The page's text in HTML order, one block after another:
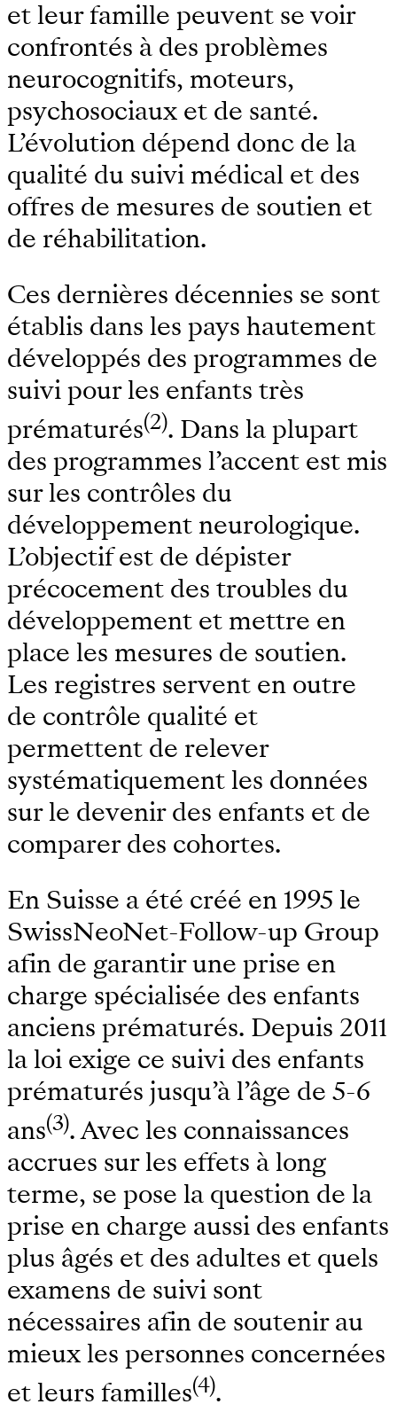
et leur famille peuvent se voir
confrontés à des problèmes
neurocognitifs, moteurs,
psychosociaux et de santé.
L’évolution dépend donc de la
qualité du suivi médical et des
offres de mesures de soutien et
de réhabilitation.
Ces dernières décennies se sont
établis dans les pays hautement
développés des programmes de
suivi pour les enfants très
prématurés(2). Dans la plupart
des programmes l’accent est mis
sur les contrôles du
développement neurologique.
L’objectif est de dépister
précocement des troubles du
développement et mettre en
place les mesures de soutien.
Les registres servent en outre
de contrôle qualité et
permettent de relever
systématiquement les données
sur le devenir des enfants et de
comparer des cohortes.
En Suisse a été créé en 1995 le
SwissNeoNet-Follow-up Group
afin de garantir une prise en
charge spécialisée des enfants
anciens prématurés. Depuis 2011
la loi exige ce suivi des enfants
prématurés jusqu’à l’âge de 5-6
ans(3). Avec les connaissances
accrues sur les effets à long
terme, se pose la question de la
prise en charge aussi des enfants
plus âgés et des adultes et quels
examens de suivi sont
nécessaires afin de soutenir au
mieux les personnes concernées
et leurs familles(4).